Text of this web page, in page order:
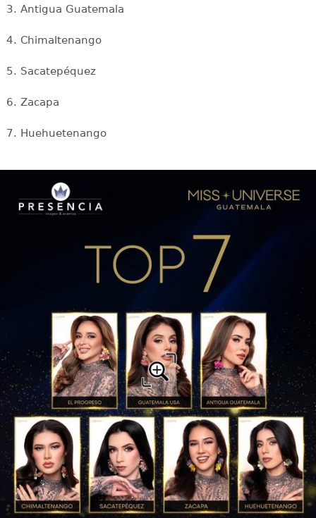
3. Antigua Guatemala
4. Chimaltenango
5. Sacatepéquez
6. Zacapa
7. Huehuetenango